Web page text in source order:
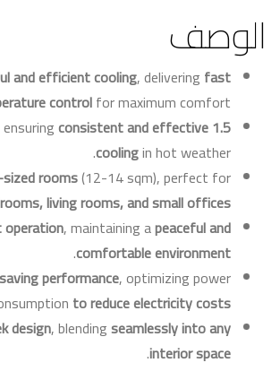
الوصف
and efficient cooling, delivering fast
controlfor maximum comfort.
1.5 HP capacity
consistent and effective
coolingin hot weather.
rooms(12-14 sqm), perfect for
living rooms, and small offices
operation, maintaining apeaceful and
comfortable environment
.
performance, optimizing power
to reduce electricity costs
design, blendingseamlessly into any
interior space
.